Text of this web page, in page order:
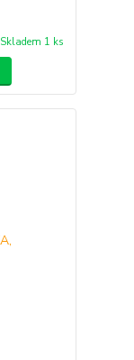
Skladem 1 ks